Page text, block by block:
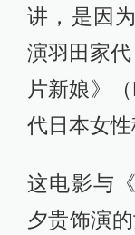
讲，是因
演羽田家
片新娘》
代日本女性
这电影与
夕贵饰演